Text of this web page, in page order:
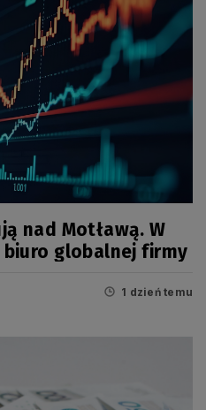
nad Motławą. W
globalnej firmy
1 dzień temu